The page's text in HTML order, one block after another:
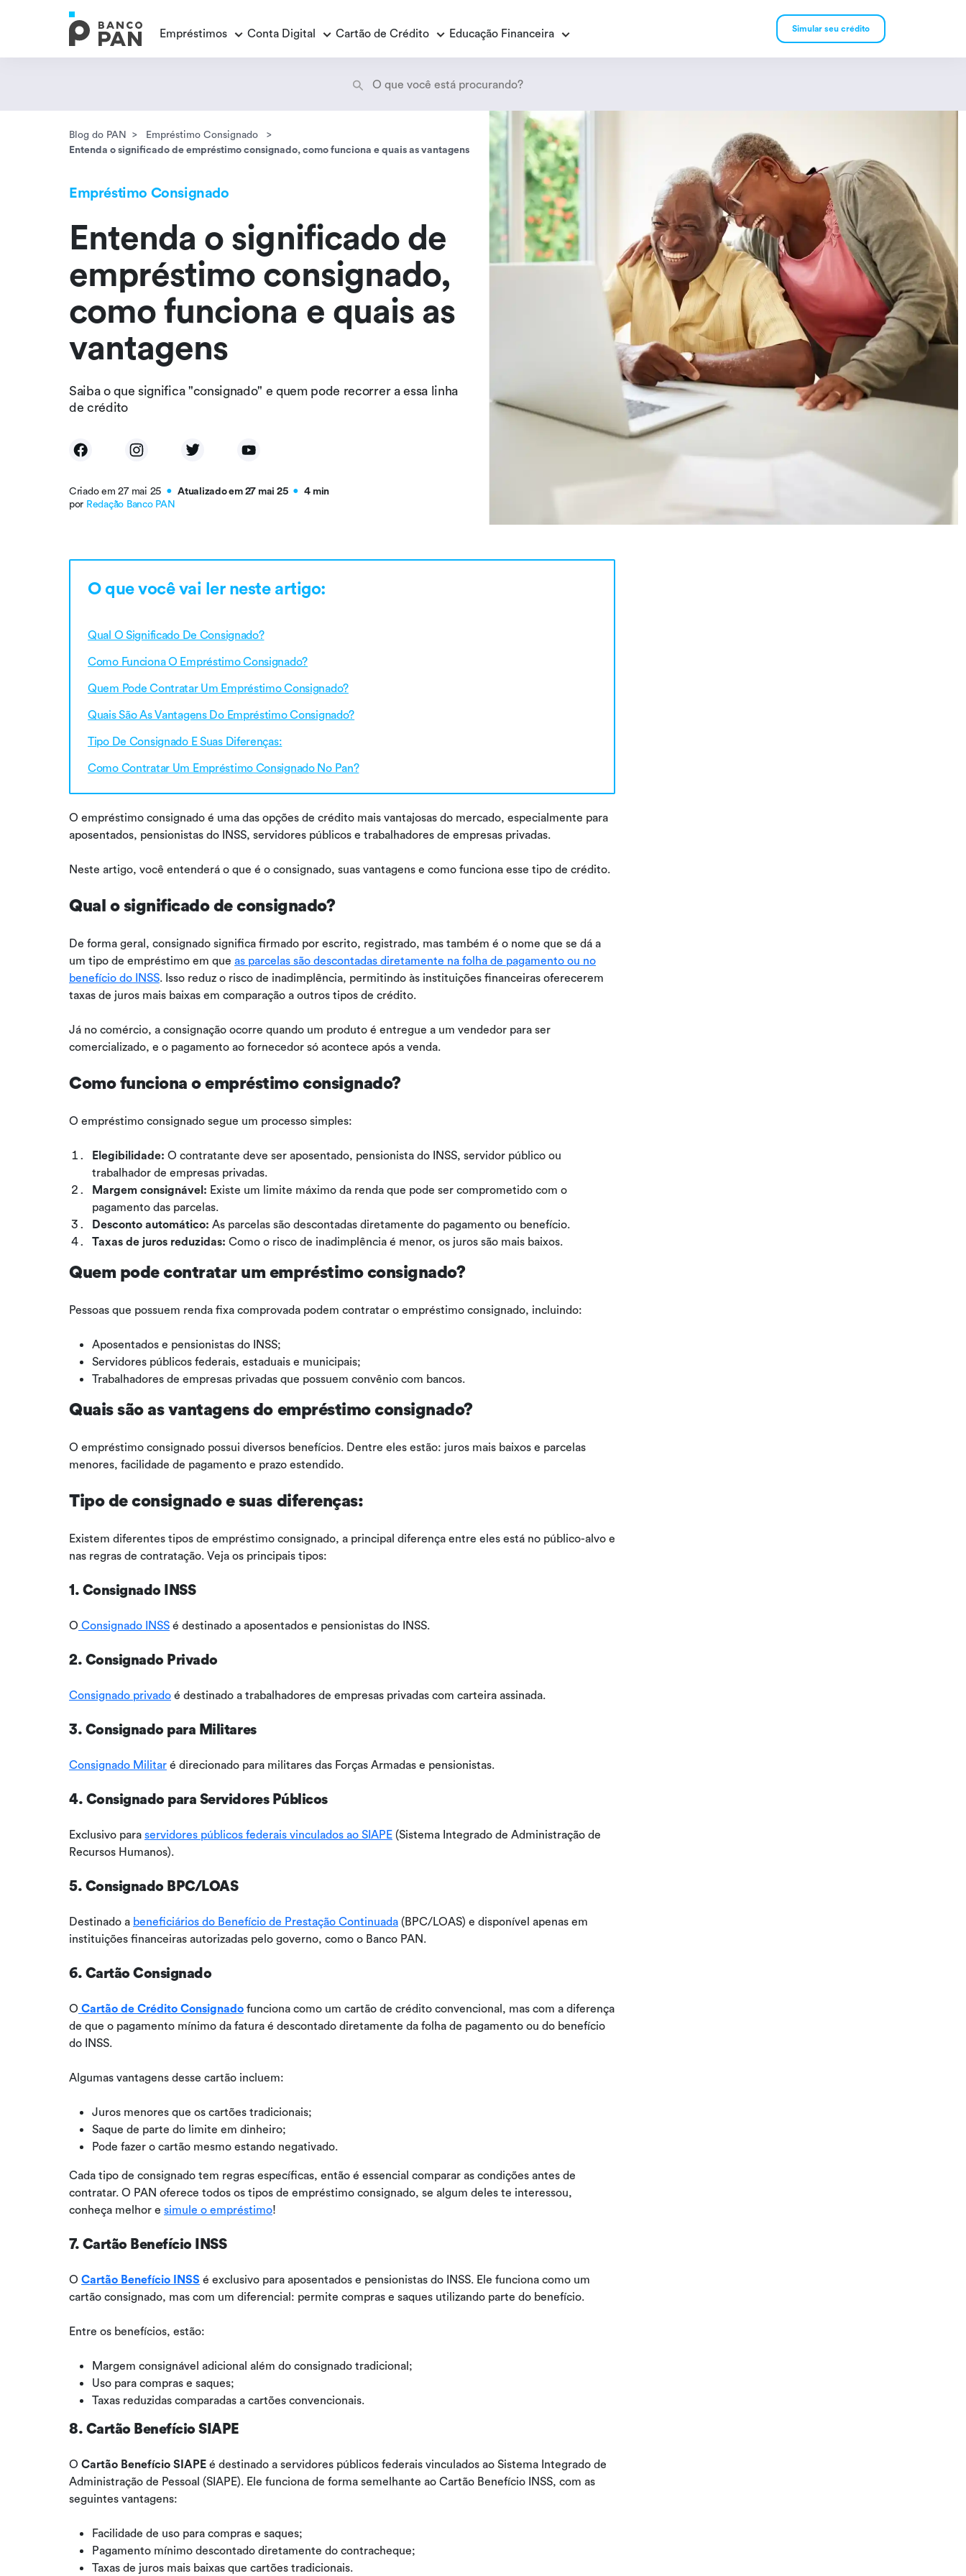
Empréstimos
Empréstimo Consignado
Empréstimo com Garantia Empréstimo Consignado Loas
Empréstimo Consignado
Privado
Conta Digital Cartão de Crédito Educação Financeira Simular seu crédito
Encontramosresultados
Blog do PAN
Empréstimo Consignado
Entenda o significado de empréstimo consignado, como funciona e quais as vantagens
Empréstimo Consignado
Entenda o significado de
empréstimo consignado,
como funciona e quais as
vantagens
Saiba o que significa "consignado" e quem pode recorrer a essa linha
de crédito
Criado em 27 mai 25 ● Atualizado em 27 mai 25 ●
4 min
por Redação Banco PAN
O que você vai ler neste artigo:
Qual O Significado De Consignado?
Como Funciona O Empréstimo Consignado?
Quem Pode Contratar Um Empréstimo Consignado?
Quais São As Vantagens Do Empréstimo Consignado?
Tipo De Consignado E Suas Diferenças:
Como Contratar Um Empréstimo Consignado No Pan?
O empréstimo consignado é uma das opções de crédito mais vantajosas do mercado, especialmente para
aposentados, pensionistas do INSS, servidores públicos e trabalhadores de empresas privadas.
Neste artigo, você entenderá o que é o consignado, suas vantagens e como funciona esse tipo de crédito.
Qual o significado de consignado?
De forma geral, consignado significa firmado por escrito, registrado, mas também é o nome que se dá a
um tipo de empréstimo em que as parcelas são descontadas diretamente na folha de pagamento ou no
benefício do INSS. Isso reduz o risco de inadimplência, permitindo às instituições financeiras oferecerem
taxas de juros mais baixas em comparação a outros tipos de crédito.
Já no comércio, a consignação ocorre quando um produto é entregue a um vendedor para ser
comercializado, e o pagamento ao fornecedor só acontece após a venda.
Como funciona o empréstimo consignado?
O empréstimo consignado segue um processo simples:
Elegibilidade: O contratante deve ser aposentado, pensionista do INSS, servidor público ou
trabalhador de empresas privadas.
Margem consignável: Existe um limite máximo da renda que pode ser comprometido com o
pagamento das parcelas.
Desconto automático: As parcelas são descontadas diretamente do pagamento ou benefício.
Taxas de juros reduzidas: Como o risco de inadimplência é menor, os juros são mais baixos.
Quem pode contratar um empréstimo consignado?
Pessoas que possuem renda fixa comprovada podem contratar o empréstimo consignado, incluindo:
Aposentados e pensionistas do INSS;
Servidores públicos federais, estaduais e municipais;
Trabalhadores de empresas privadas que possuem convênio com bancos.
Quais são as vantagens do empréstimo consignado?
O empréstimo consignado possui diversos benefícios. Dentre eles estão: juros mais baixos e parcelas
menores, facilidade de pagamento e prazo estendido.
Tipo de consignado e suas diferenças:
Existem diferentes tipos de empréstimo consignado, a principal diferença entre eles está no público-alvo e
nas regras de contratação. Veja os principais tipos:
1. Consignado INSS
O Consignado INSS é destinado a aposentados e pensionistas do INSS.
2. Consignado Privado
Consignado privado é destinado a trabalhadores de empresas privadas com carteira assinada.
3. Consignado para Militares
Consignado Militar é direcionado para militares das Forças Armadas e pensionistas.
4. Consignado para Servidores Públicos
Exclusivo para servidores públicos federais vinculados ao SIAPE (Sistema Integrado de Administração de
Recursos Humanos).
5. Consignado BPC/LOAS
Destinado a beneficiários do Benefício de Prestação Continuada (BPC/LOAS) e disponível apenas em
instituições financeiras autorizadas pelo governo, como o Banco PAN.
6. Cartão Consignado
O Cartão de Crédito Consignado funciona como um cartão de crédito convencional, mas com a diferença
de que o pagamento mínimo da fatura é descontado diretamente da folha de pagamento ou do benefício
do INSS.
Algumas vantagens desse cartão incluem:
Juros menores que os cartões tradicionais;
Saque de parte do limite em dinheiro;
Pode fazer o cartão mesmo estando negativado.
Cada tipo de consignado tem regras específicas, então é essencial comparar as condições antes de
contratar. O PAN oferece todos os tipos de empréstimo consignado, se algum deles te interessou,
conheça melhor e simule o empréstimo!
7. Cartão Benefício INSS
O Cartão Benefício INSS é exclusivo para aposentados e pensionistas do INSS. Ele funciona como um
cartão consignado, mas com um diferencial: permite compras e saques utilizando parte do benefício.
Entre os benefícios, estão:
Margem consignável adicional além do consignado tradicional;
Uso para compras e saques;
Taxas reduzidas comparadas a cartões convencionais.
8. Cartão Benefício SIAPE
O Cartão Benefício SIAPE é destinado a servidores públicos federais vinculados ao Sistema Integrado de
Administração de Pessoal (SIAPE). Ele funciona de forma semelhante ao Cartão Benefício INSS, com as
seguintes vantagens:
Facilidade de uso para compras e saques;
Pagamento mínimo descontado diretamente do contracheque;
Taxas de juros mais baixas que cartões tradicionais.